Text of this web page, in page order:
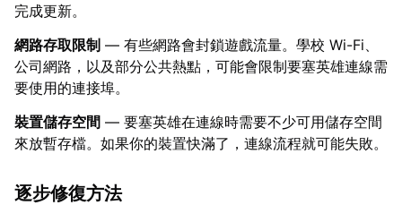
完成更新。
網路存取限制 — 有些網路會封鎖遊戲流量。學校 Wi-Fi、
公司網路，以及部分公共熱點，可能會限制要塞英雄連線需
要使用的連接埠。
裝置儲存空間 — 要塞英雄在連線時需要不少可用儲存空間
來放暫存檔。如果你的裝置快滿了，連線流程就可能失敗。
逐步修復方法